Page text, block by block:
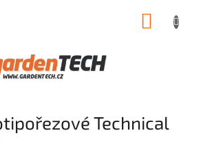
Technical